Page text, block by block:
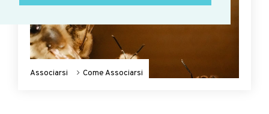
Associarsi Come Associarsi